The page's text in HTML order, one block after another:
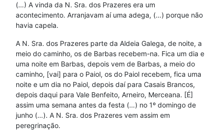
(…) A vinda da N. Sra. dos Prazeres era um
acontecimento. Arranjavam aí uma adega, (…) porque não
havia capela.
A N. Sra. dos Prazeres parte da Aldeia Galega, de noite, a
meio do caminho, os de Barbas recebem-na. Fica um dia e
uma noite em Barbas, depois vem de Barbas, a meio do
caminho, [vai] para o Paiol, os do Paiol recebem, fica uma
noite e um dia no Paiol, depois daí para Casais Brancos,
depois daqui para Vale Benfeito, Arneiro, Merceana. [É]
assim uma semana antes da festa (…) no 1º domingo de
junho (…). A N. Sra. dos Prazeres vem assim em
peregrinação.